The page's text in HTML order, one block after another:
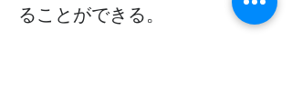
ることができる。